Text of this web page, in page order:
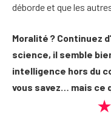
déborde et que les
Moralité ? Continuez
science, il semble
intelligence hors du
vous savez… mais ce